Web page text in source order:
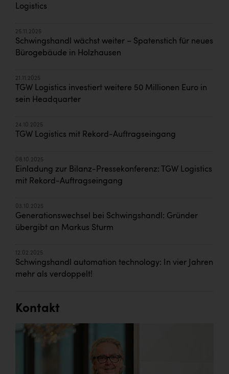
Logistics
25.11.2025
Schwingshandl wächst weiter – Spatenstich für neues
Bürogebäude in Holzhausen
21.11.2025
TGW Logistics investiert weitere 50 Millionen Euro in
sein Headquarter
24.10.2025
TGW Logistics mit Rekord-Auftragseingang
08.10.2025
Einladung zur Bilanz-Pressekonferenz: TGW Logistics
mit Rekord-Auftragseingang
03.10.2025
Generationswechsel bei Schwingshandl: Gründer
übergibt an Markus Sturm
12.02.2025
Schwingshandl automation technology: In vier Jahren
mehr als verdoppelt!
Kontakt